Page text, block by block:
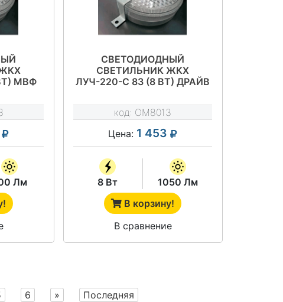
МВФ
Лм
СВЕТОДИОДНЫЙ
СВЕТИЛЬНИК ЖКХ
ЛУЧ-220-С 83 (8 ВТ) ДРАЙВ
код: OM8013
Цена: 1 453
8 Вт
1050 Лм
В корзину!
В сравнение
6 » Последняя